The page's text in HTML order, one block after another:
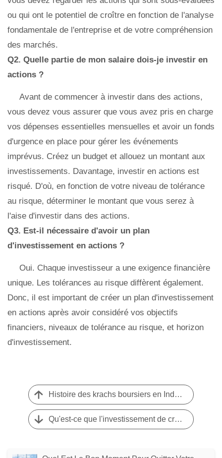
ou qui ont le potentiel de croître en fonction de l'analyse
fondamentale de l'entreprise et de votre compréhension
des marchés.
Q2. Quelle partie de mon salaire dois-je investir en
actions ?
Avant de commencer à investir dans des actions,
vous devez vous assurer que vous avez pris en charge
vos dépenses essentielles mensuelles et avoir un fonds
d'urgence en place pour gérer les événements
imprévus. Créez un budget et allouez un montant aux
investissements. Davantage, investir en actions est
risqué. D'où, en fonction de votre niveau de tolérance
au risque, déterminer le montant que vous serez à
l'aise d'investir dans des actions.
Q3. Est-il nécessaire d'avoir un plan
d'investissement en actions ?
Oui. Chaque investisseur a une exigence financière
unique. Les tolérances au risque diffèrent également.
Donc, il est important de créer un plan d'investissement
en actions après avoir considéré vos objectifs
financiers, niveaux de tolérance au risque, et horizon
d'investissement.
Histoire des krachs boursiers en Inde – connus et inconnus
Qu'est-ce que l'investissement de croissance des dividendes et comment commencer